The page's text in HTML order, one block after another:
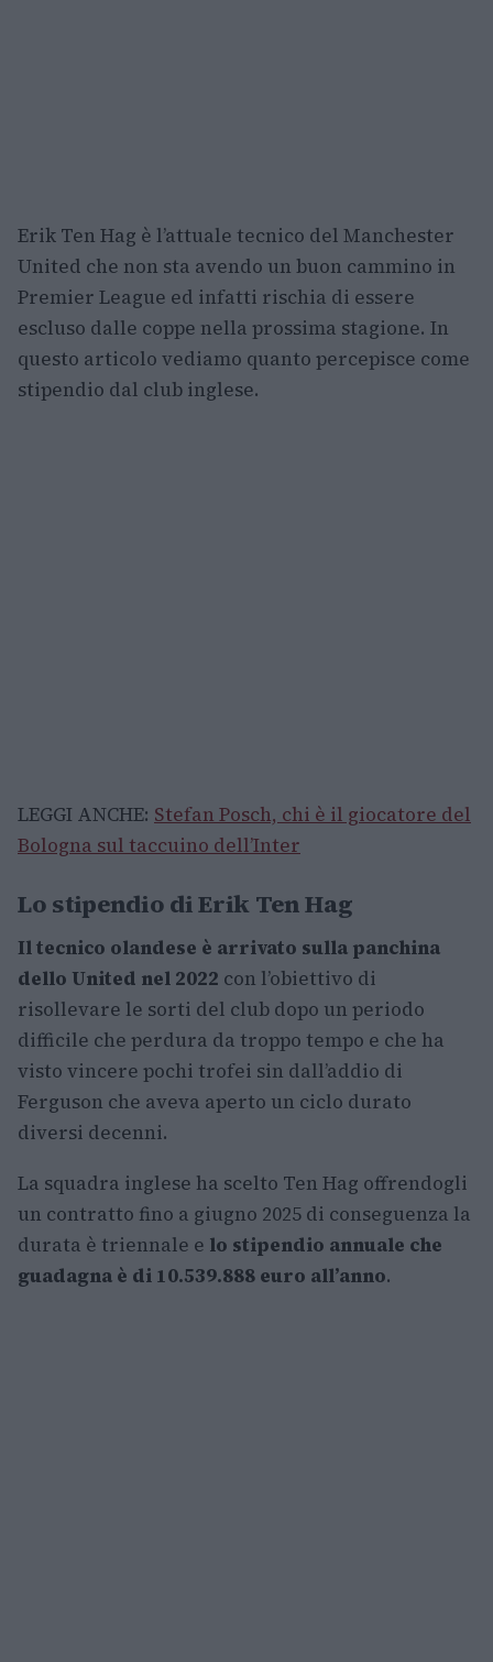
Erik Ten Hag è l’attuale tecnico del Manchester
United che non sta avendo un buon cammino in
Premier League ed infatti rischia di essere
escluso dalle coppe nella prossima stagione. In
questo articolo vediamo quanto percepisce come
stipendio dal club inglese.
LEGGI ANCHE: Stefan Posch, chi è il giocatore del
Bologna sul taccuino dell’Inter
Lo stipendio di Erik Ten Hag
Il tecnico olandese è arrivato sulla panchina
dello United nel 2022 con l’obiettivo di
risollevare le sorti del club dopo un periodo
difficile che perdura da troppo tempo e che ha
visto vincere pochi trofei sin dall’addio di
Ferguson che aveva aperto un ciclo durato
diversi decenni.
La squadra inglese ha scelto Ten Hag offrendogli
un contratto fino a giugno 2025 di conseguenza la
durata è triennale e lo stipendio annuale che
guadagna è di 10.539.888 euro all’anno.